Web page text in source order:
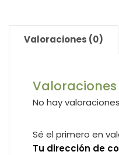
Valoraciones (0)
Valoraciones
No hay
Sé el primero en
Tu dirección de